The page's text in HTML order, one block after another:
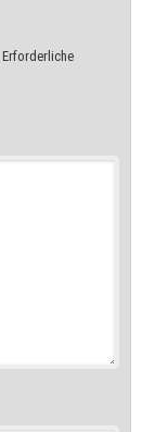
Erforderliche